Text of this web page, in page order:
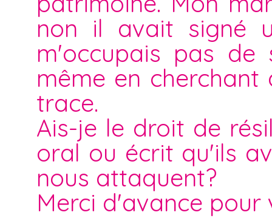
non il avait signé
m'occupais pas
même en
trace.
Ais-je le droit de
oral ou écrit qu'ils
nous attaquent?
Merci d'avance pour